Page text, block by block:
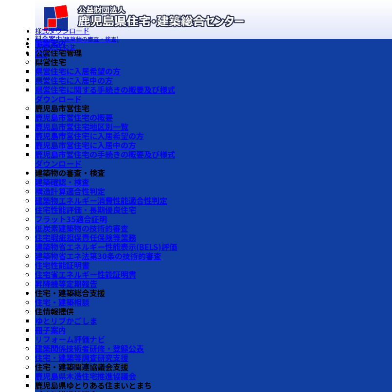
様式ダウンロード
料金案内(建築物の審査・検査)
お問い合わせ
FAQ
事業案内
公営住宅管理
県営住宅
県営住宅に入居希望の方
県営住宅に入居中の方
県営住宅に関する手続きの概要及び様式
ダウンロード
鹿児島市営住宅
鹿児島市営住宅の概要
鹿児島市営住宅地区別一覧
鹿児島市営住宅に入居希望の方
鹿児島市営住宅に入居中の方
鹿児島市営住宅の手続きの概要及び様式
ダウンロード
建築物の審査・検査
建築確認・検査
構造計算適合性判定
建築物エネルギー消費性能適合性判定
住宅性能評価・長期優良住宅
フラット35適合証明
低炭素建築物の技術的審査
住宅瑕疵担保責任保険等業務
建築物省エネルギー性能表示(BELS)評価
建築物省エネ法第30条の技術的審査
住宅性能証明書
住宅省エネルギー性能証明書
昇降機等定期報告
住宅・建築総合支援
住宅・建築相談
住情報提供
ゆとリブかごしま
冊子案内
リフォーム評価ナビ
建築関係技術者研修・登録公表
住宅・建築等調査研究支援
住宅・建築関連協議会支援
鹿児島県木造住宅推進協議会
鹿児島県ゆとりある住まいとまち